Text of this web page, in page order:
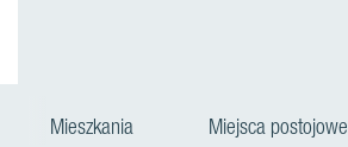
Mieszkania Miejsca postojowe